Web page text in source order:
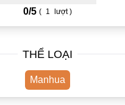
0/5 ( 1 lượt )
THỂ LOẠI
Manhua